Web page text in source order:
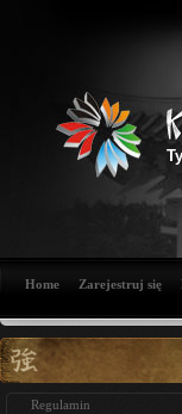
Home Zarejestruj się
Regulamin